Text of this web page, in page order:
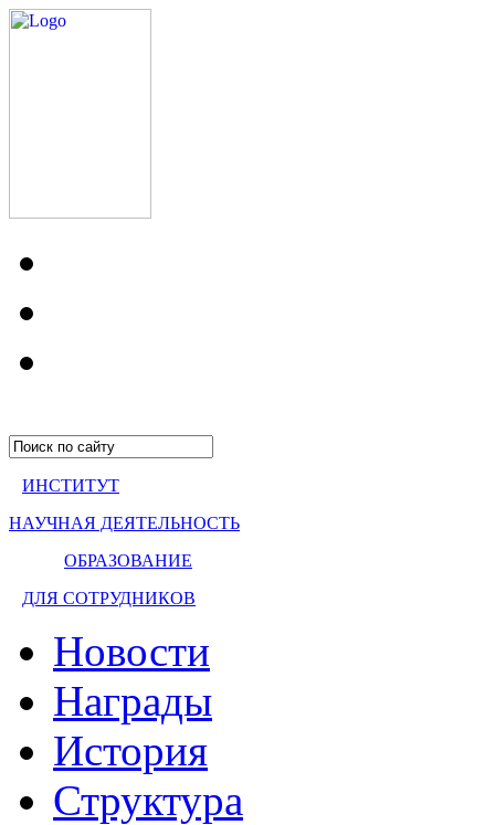
ИНСТИТУТ
НАУЧНАЯ ДЕЯТЕЛЬНОСТЬ
ОБРАЗОВАНИЕ
ДЛЯ СОТРУДНИКОВ
Новости
Награды
История
Структура